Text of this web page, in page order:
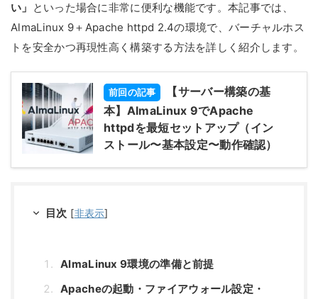
い」 といった場合に非常に便利な機能です。本記事では、
AlmaLinux 9＋Apache httpd 2.4の環境で、バーチャルホス
トを安全かつ再現性高く構築する方法を詳しく紹介します。
前回の記事
【サーバー構築の基
本】AlmaLinux 9でApache
httpdを最短セットアップ（イン
ストール〜基本設定〜動作確認）
目次 [非表示]
AlmaLinux 9環境の準備と前提
Apacheの起動・ファイアウォール設定・